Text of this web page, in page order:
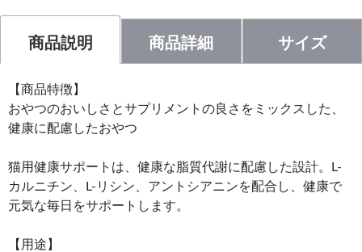
商品説明 商品詳細 サイズ
【商品特徴】
おやつのおいしさとサプリメントの良さをミックスした、
健康に配慮したおやつ
猫用健康サポートは、健康な脂質代謝に配慮した設計。L-
カルニチン、L-リシン、アントシアニンを配合し、健康で
元気な毎日をサポートします。
【用途】